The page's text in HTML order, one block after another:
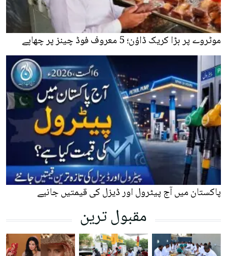
موٹروے پر بڑا کریک ڈاؤن؛ 5 معروف فوڈ چینز پر چھاپے
پاکستان میں آج پیٹرول اور ڈیزل کی قیمتیں جانیے
مقبول ترین